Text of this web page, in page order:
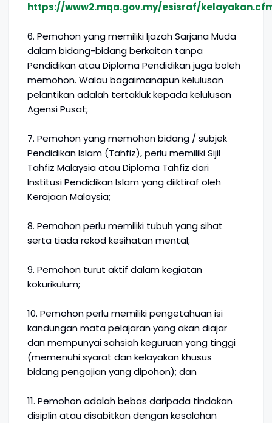
https://www2.mqa.gov.my/esisraf/
6. Pemohon yang memiliki Ijazah Sarjana Muda
dalam bidang-bidang berkaitan tanpa
Pendidikan atau Diploma Pendidikan juga boleh
memohon. Walau bagaimanapun kelulusan
pelantikan adalah tertakluk kepada kelulusan
Agensi Pusat;
7. Pemohon yang memohon bidang / subjek
Pendidikan Islam (Tahfiz), perlu memiliki Sijil
Tahfiz Malaysia atau Diploma Tahfiz dari
Institusi Pendidikan Islam yang diiktiraf oleh
Kerajaan Malaysia;
8. Pemohon perlu memiliki tubuh yang sihat
serta tiada rekod kesihatan mental;
9. Pemohon turut aktif dalam kegiatan
kokurikulum;
10. Pemohon perlu memiliki pengetahuan isi
kandungan mata pelajaran yang akan diajar
dan mempunyai sahsiah keguruan yang tinggi
(memenuhi syarat dan kelayakan khusus
bidang pengajian yang dipohon); dan
11. Pemohon adalah bebas daripada tindakan
disiplin atau disabitkan dengan kesalahan